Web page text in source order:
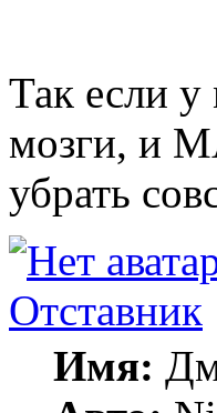
Так если у
мозги, и
убрать
Отставник
Имя: